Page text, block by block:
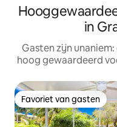
in
Gasten zijn
hoog gewaardeerd
Favoriet van gasten
Favoriet van gasten